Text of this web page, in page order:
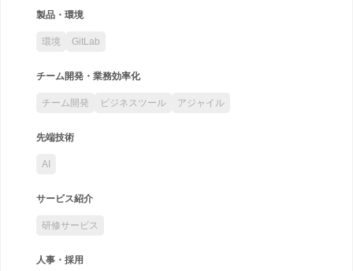
製品・環境
環境 GitLab
チーム開発・業務効率化
チーム開発 ビジネスツール アジャイル
先端技術
AI
サービス紹介
研修サービス
人事・採用